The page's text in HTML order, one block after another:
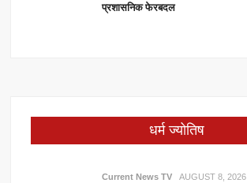
प्रशासनिक फेरबदल
धर्म ज्योतिष
Current News TV AUGUST 8, 2026